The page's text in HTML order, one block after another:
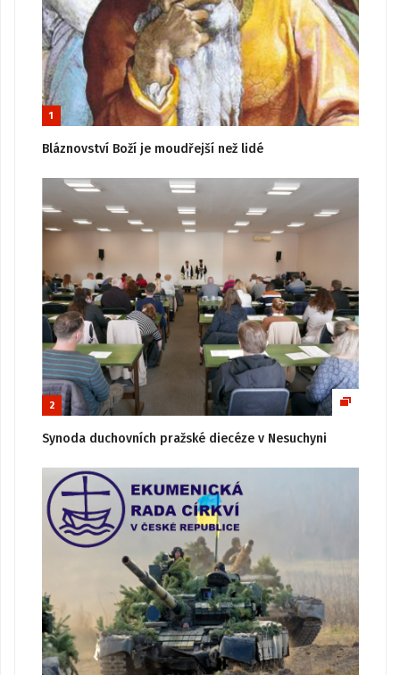
1
Bláznovství Boží je moudřejší než lidé
2
Synoda duchovních pražské diecéze v Nesuchyni